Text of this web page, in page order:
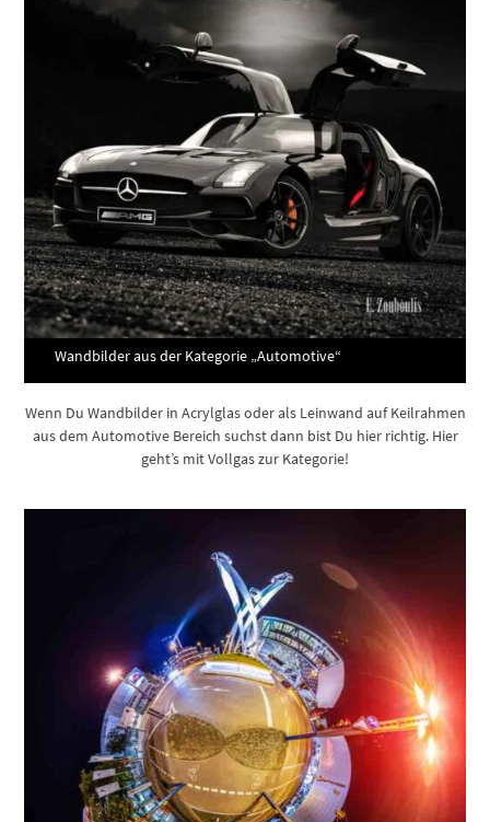
Wandbilder aus der Kategorie „Automotive“
Wenn Du Wandbilder in Acrylglas oder als Leinwand auf Keilrahmen
aus dem Automotive Bereich suchst dann bist Du hier richtig. Hier
geht’s mit Vollgas zur Kategorie!